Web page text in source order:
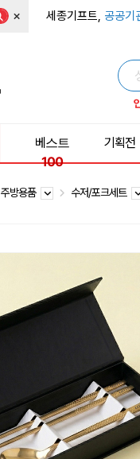
× 세종기프트, 공공기
베스트
100
기획전
주방용품 수저/포크세트